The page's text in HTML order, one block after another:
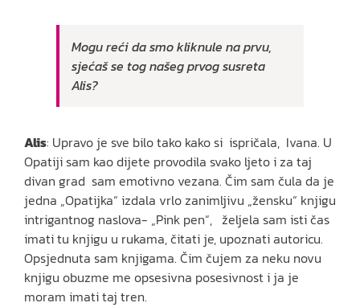
Mogu reći da smo kliknule na prvu,
sjećaš se tog našeg prvog susreta
Alis?
Alis: Upravo je sve bilo tako kako si ispričala, Ivana. U
Opatiji sam kao dijete provodila svako ljeto i za taj
divan grad sam emotivno vezana. Čim sam čula da je
jedna „Opatijka“ izdala vrlo zanimljivu „žensku“ knjigu
intrigantnog naslova- „Pink pen“, željela sam isti čas
imati tu knjigu u rukama, čitati je, upoznati autoricu.
Opsjednuta sam knjigama. Čim čujem za neku novu
knjigu obuzme me opsesivna posesivnost i ja je
moram imati taj tren.